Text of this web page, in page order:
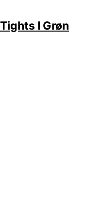
I Grøn